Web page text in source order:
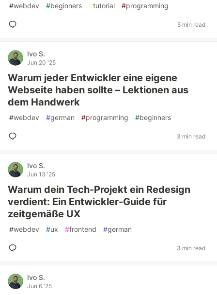
#webdev #beginners #tutorial #programming
5 min read
Ivo S.
Jun 20 '25
Warum jeder Entwickler eine eigene
Webseite haben sollte – Lektionen aus
dem Handwerk
#webdev #german #programming #beginners
3 min read
Ivo S.
Jun 13 '25
Warum dein Tech-Projekt ein Redesign
verdient: Ein Entwickler-Guide für
zeitgemäße UX
#webdev #ux #frontend #german
3 min read
Ivo S.
Jun 6 '25